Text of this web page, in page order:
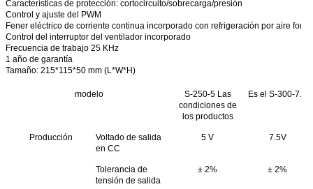
Características de protección: cortocircuito/sobrecarga/presión
Control y ajuste del PWM
Fener eléctrico de corriente continua incorporado con refrigeración por aire
Control del interruptor del ventilador incorporado
Frecuencia de trabajo 25 KHz
1 año de garantía
Tamaño: 215*115*50 mm (L*W*H)
modelo
S-250-5 Las
condiciones de
los productos
Es el S-300-7.5
Producción
Voltado de salida
en CC
5 V 7.5V
Tolerancia de
tensión de salida
± 2% ± 2%